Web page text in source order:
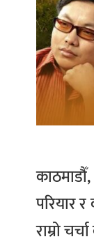
परियार
राम्रो